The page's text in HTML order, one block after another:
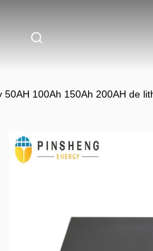
100Ah 150Ah 200AH de